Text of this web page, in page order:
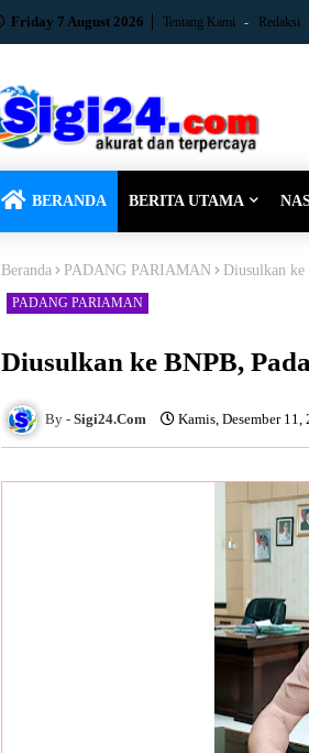
Friday 7 August 2026 Tentang Kami Redaksi
BERANDA BERITA UTAMA
Beranda PADANG PARIAMAN Diusulkan ke
PADANG PARIAMAN
Diusulkan ke BNPB,
Sigi24.Com Kamis, Desember 11,